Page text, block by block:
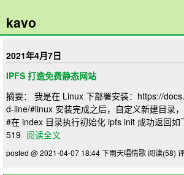
kavo
2021年4月7日
IPFS 打造免费静态网站
摘要： 我是在 Linux 下部署安装：https://
d-line/#linux 安装完成之后，自定义新建目录
#在 index 目录执行初始化 ipfs init 成功返回
519 阅读全文
posted @ 2021-04-07 18:44 下雨天唱情歌 阅读(58)